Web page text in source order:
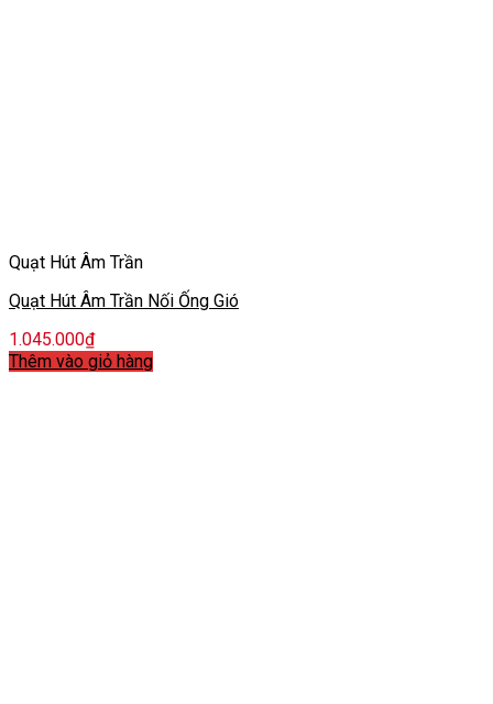
Quạt Hút Âm Trần
Quạt Hút Âm Trần Nối Ống Gió
1.045.000₫
Thêm vào giỏ hàng